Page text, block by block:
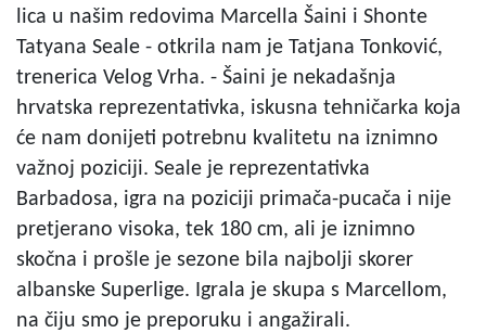
lica u našim redovima Marcella Šaini i Shonte
Tatyana Seale - otkrila nam je Tatjana Tonković,
trenerica Velog Vrha. - Šaini je nekadašnja
hrvatska reprezentativka, iskusna tehničarka koja
će nam donijeti potrebnu kvalitetu na iznimno
važnoj poziciji. Seale je reprezentativka
Barbadosa, igra na poziciji primača-pucača i nije
pretjerano visoka, tek 180 cm, ali je iznimno
skočna i prošle je sezone bila najbolji skorer
albanske Superlige. Igrala je skupa s Marcellom,
na čiju smo je preporuku i angažirali.